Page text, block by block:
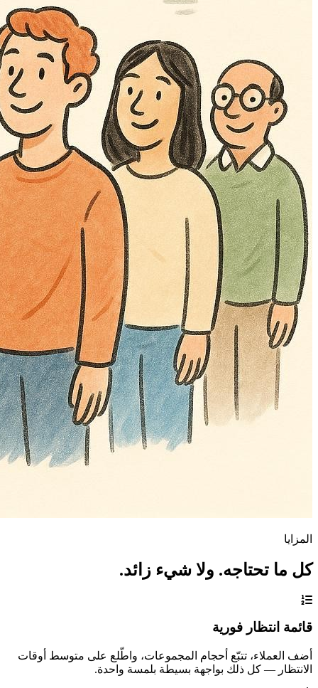
المزايا
كل ما تحتاجه. ولا شيء زائد.
قائمة انتظار فورية
أضف العملاء، تتبّع أحجام المجموعات، واطّلع على متوسط أوقات
الانتظار — كل ذلك بواجهة بسيطة بلمسة واحدة.